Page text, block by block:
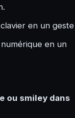
en un geste
en un
ou smiley dans